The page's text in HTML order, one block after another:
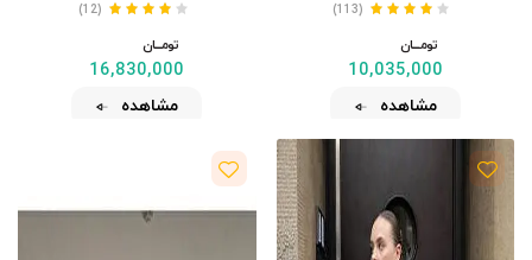
(113)
تومــــــان
10,035,000
مشاهده
(12)
تومــــــان
16,830,000
مشاهده